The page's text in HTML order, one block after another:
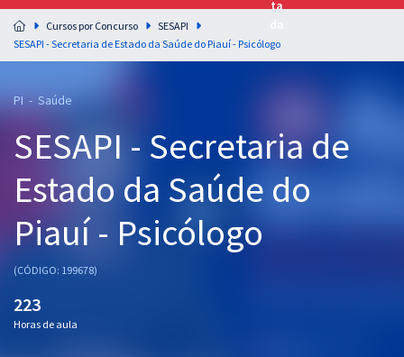
Preparação completa e intensiva para as principais
residências em saúde do Brasil
Cursos 20% OFF
Pós
Graduação
OAB
Mentorias
Cursos por Concurso
SESAPI
SESAPI - Secretaria de Estado da Saúde do Piauí - Psicólogo
PI - Saúde
SESAPI - Secretaria de
Estado da Saúde do
Piauí - Psicólogo
(CÓDIGO: 199678)
223
Horas de aula